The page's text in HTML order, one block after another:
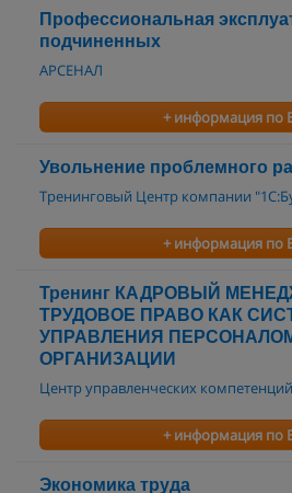
Профессиональная
подчиненных
АРСЕНАЛ
+ информация по
Увольнение проблемного
Тренинговый Центр компании
+ информация по
Тренинг КАДРОВЫЙ
ТРУДОВОЕ ПРАВО КАК
УПРАВЛЕНИЯ
ОРГАНИЗАЦИИ
Центр управленческих компетенций
+ информация по
Экономика труда